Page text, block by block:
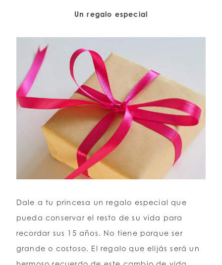
Un regalo especial
Dale a tu princesa un regalo especial que
pueda conservar el resto de su vida para
recordar sus 15 años. No tiene porque ser
grande o costoso. El regalo que elijás será un